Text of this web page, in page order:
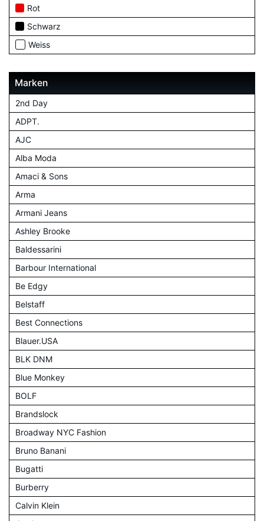
Rot
Schwarz
Weiss
Marken
2nd Day
ADPT.
AJC
Alba Moda
Amaci & Sons
Arma
Armani Jeans
Ashley Brooke
Baldessarini
Barbour International
Be Edgy
Belstaff
Best Connections
Blauer.USA
BLK DNM
Blue Monkey
BOLF
Brandslock
Broadway NYC Fashion
Bruno Banani
Bugatti
Burberry
Calvin Klein